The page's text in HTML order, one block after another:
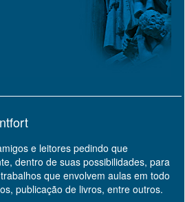
e leitores pedindo que
dentro de suas possibilidades, para
que envolvem aulas em todo
publicação de livros, entre outros.